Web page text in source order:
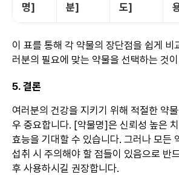
명]
분]
도]
이 표를 통해 각 약물의 장단점을 쉽게 비
러분의 필요에 맞는 약물을 선택하는 것
5. 결론
여러분의 건강을 지키기 위해 적절한 약
우 중요합니다. [약물명]은 신뢰성 높은
효능을 기대할 수 있습니다. 그러나 모든
섭취 시 주의해야 할 점들이 있음으로 반
후 사용하시길 권장합니다.